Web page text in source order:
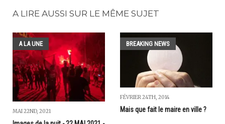
A LIRE AUSSI SUR LE MÊME SUJET
A LA UNE
MAI 22ND, 2021
BREAKING NEWS
FÉVRIER 24TH, 2014
Mais que fait le maire en ville ?